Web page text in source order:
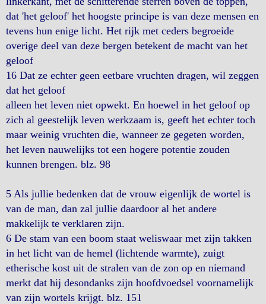
dat 'het geloof' het hoogste principe is van deze mensen en
tevens hun enige licht. Het rijk met ceders begroeide
overige deel van deze bergen betekent de macht van het
geloof
16 Dat ze echter geen eetbare vruchten dragen, wil zeggen
dat het geloof
alleen het leven niet opwekt. En hoewel in het geloof op
zich al geestelijk leven werkzaam is, geeft het echter toch
maar weinig vruchten die, wanneer ze gegeten worden,
het leven nauwelijks tot een hogere potentie zouden
kunnen brengen. blz. 98
5 Als jullie bedenken dat de vrouw eigenlijk de wortel is
van de man, dan zal jullie daardoor al het andere
makkelijk te verklaren zijn.
6 De stam van een boom staat weliswaar met zijn takken
in het licht van de hemel (lichtende warmte), zuigt
etherische kost uit de stralen van de zon op en niemand
merkt dat hij desondanks zijn hoofdvoedsel voornamelijk
van zijn wortels krijgt. blz. 151